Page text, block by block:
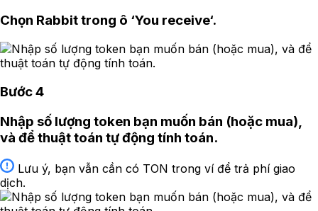
Chọn Rabbit trong ô ‘You receive‘.
Bước 4
Nhập số lượng token bạn muốn bán (hoặc mua),
và để thuật toán tự động tính toán.
Lưu ý, bạn vẫn cần có TON trong ví để trả phí giao
dịch.